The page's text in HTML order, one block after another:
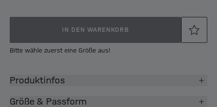
IN DEN WARENKORB
Bitte wähle zuerst eine Größe aus!
Produktinfos
Größe & Passform